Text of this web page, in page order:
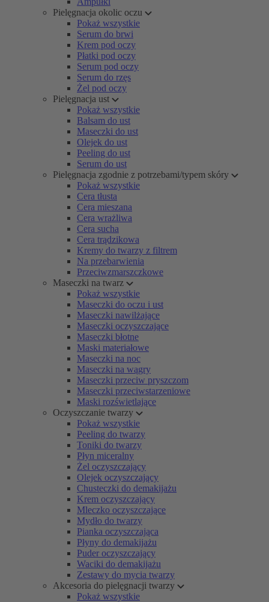
Pielęgnacja okolic oczu
Pokaż wszystkie
Serum do brwi
Krem pod oczy
Płatki pod oczy
Serum pod oczy
Serum do rzęs
Żel pod oczy
Pielęgnacja ust
Pokaż wszystkie
Balsam do ust
Maseczki do ust
Olejek do ust
Peeling do ust
Serum do ust
Pielęgnacja zgodnie z potrzebami/typem skóry
Pokaż wszystkie
Cera tłusta
Cera mieszana
Cera wrażliwa
Cera sucha
Cera trądzikowa
Kremy do twarzy z filtrem
Na przebarwienia
Przeciwzmarszczkowe
Maseczki na twarz
Pokaż wszystkie
Maseczki do oczu i ust
Maseczki nawilżające
Maseczki oczyszczające
Maseczki błotne
Maski materiałowe
Maseczki na noc
Maseczki na wągry
Maseczki przeciw pryszczom
Maseczki przeciwstarzeniowe
Maski rozświetlające
Oczyszczanie twarzy
Pokaż wszystkie
Peeling do twarzy
Toniki do twarzy
Płyn miceralny
Żel oczyszczający
Olejek oczyszczający
Chusteczki do demakijażu
Krem oczyszczający
Mleczko oczyszczające
Mydło do twarzy
Pianka oczyszczająca
Płyny do demakijażu
Puder oczyszczający
Waciki do demakijażu
Zestawy do mycia twarzy
Akcesoria do pielęgnacji twarzy
Pokaż wszystkie